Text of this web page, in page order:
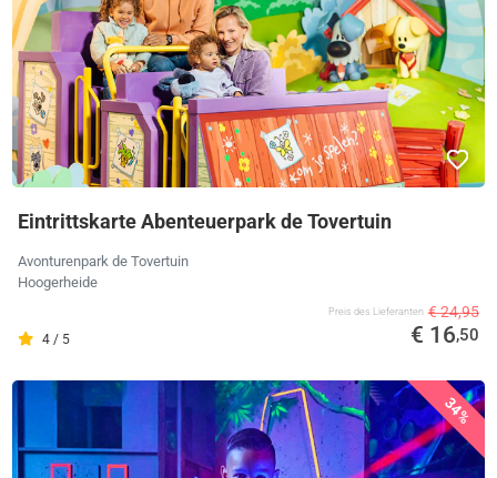
Eintrittskarte Abenteuerpark de Tovertuin
Avonturenpark de Tovertuin
Hoogerheide
4 / 5
Preis des Lieferanten € 24,95
€ 16,50
34%